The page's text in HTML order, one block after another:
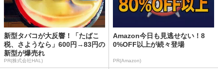
新型タバコが大反響！「たばこ
税、さようなら」600円→83円の
新型が爆売れ
PR(株式会社HAL)
Amazon今日も見逃せない！8
0%OFF以上が続々登場
PR(Amazon)